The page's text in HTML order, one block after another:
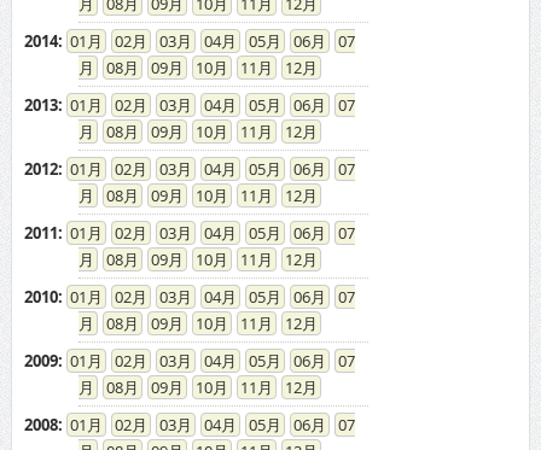
01 02 03 04 05 06
07
08
09 10 11
12
01 02 03 04 05 06
07
08
09 10 11
12
01 02 03 04 05 06
07
08
09 10 11
12
01 02 03 04 05 06
07
08
09 10 11
12
01 02 03 04 05 06
07
08
09 10 11
12
01 02 03 04 05 06
07
08
09 10 11
12
01 02 03 04 05 06
07
08
09 10 11
12